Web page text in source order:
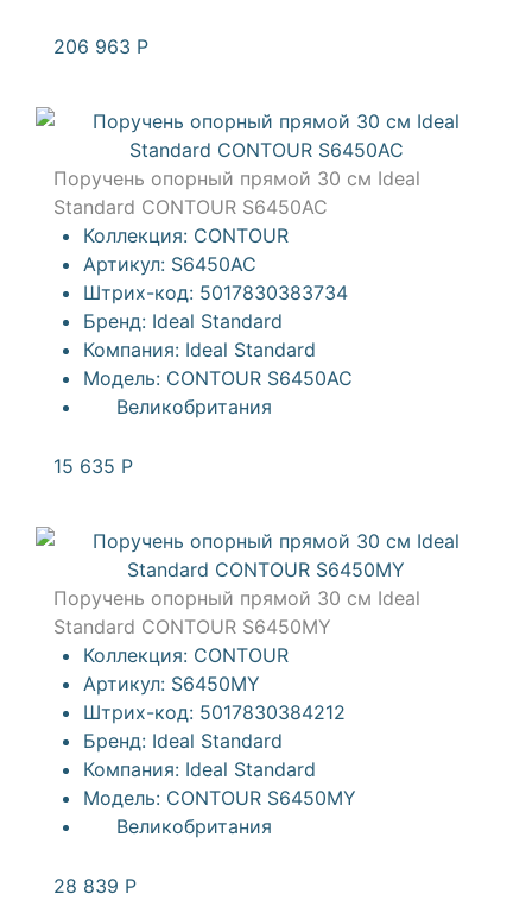
206 963 Р
Поручень опорный прямой 30 см Ideal
Standard CONTOUR S6450AC
Коллекция: CONTOUR
Артикул: S6450AC
Штрих-код: 5017830383734
Бренд: Ideal Standard
Компания: Ideal Standard
Модель: CONTOUR S6450AC
Великобритания
15 635 Р
Поручень опорный прямой 30 см Ideal
Standard CONTOUR S6450MY
Коллекция: CONTOUR
Артикул: S6450MY
Штрих-код: 5017830384212
Бренд: Ideal Standard
Компания: Ideal Standard
Модель: CONTOUR S6450MY
Великобритания
28 839 Р